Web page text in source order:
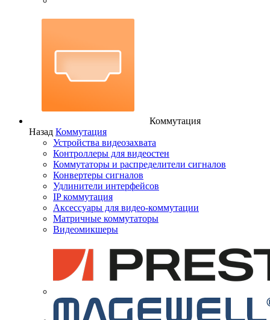
Коммутация
Назад Коммутация
Устройства видеозахвата
Контроллеры для видеостен
Коммутаторы и распределители сигналов
Конвертеры сигналов
Удлинители интерфейсов
IP коммутация
Аксессуары для видео-коммутации
Матричные коммутаторы
Видеомикшеры